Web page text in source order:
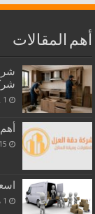
أهم المقالات
1 يونيو، 2026
أهم 5 أخطاء شائعة في تنفيذ العزل وكيف تتجنبها
15 نوفمبر، 2025
1 مايو، 2023